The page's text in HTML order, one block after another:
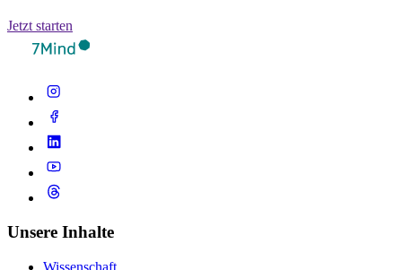
Jetzt starten
Unsere Inhalte